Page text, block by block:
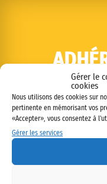
Gérer le
cookies
Nous utilisons des cookies sur
pertinente en mémorisant vos
«Accepter», vous consentez à
Gérer les services
Copyright ©
Mentions légales